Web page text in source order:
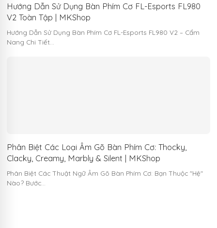
Hướng Dẫn Sử Dụng Bàn Phím Cơ FL-Esports FL980
V2 Toàn Tập | MKShop
Hướng Dẫn Sử Dụng Bàn Phím Cơ FL-Esports FL980 V2 – Cẩm
Nang Chi Tiết…
Phân Biệt Các Loại Âm Gõ Bàn Phím Cơ: Thocky,
Clacky, Creamy, Marbly & Silent | MKShop
Phân Biệt Các Thuật Ngữ Âm Gõ Bàn Phím Cơ: Bạn Thuộc "Hệ"
Nào? Bước…